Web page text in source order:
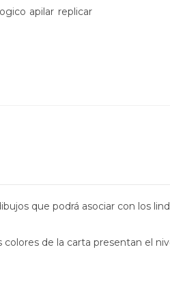
apilar replicar
que podrá asociar con los
de la carta presentan el